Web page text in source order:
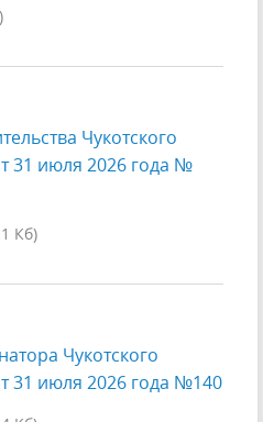
Чукотского
31 июля 2026 года №
Кб)
Чукотского
31 июля 2026 года №140